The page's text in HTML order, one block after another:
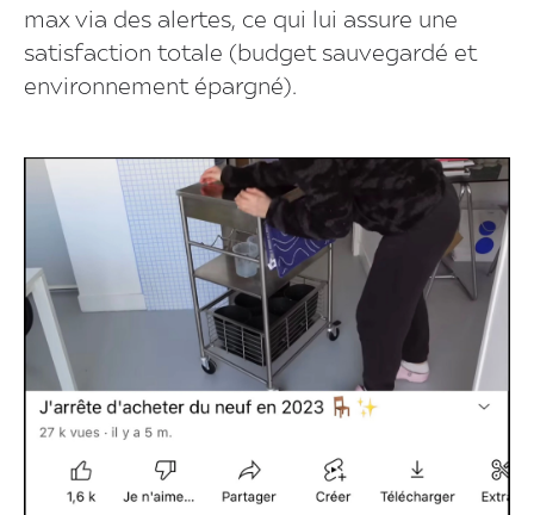
max via des alertes, ce qui lui assure une
satisfaction totale (budget sauvegardé et
environnement épargné).